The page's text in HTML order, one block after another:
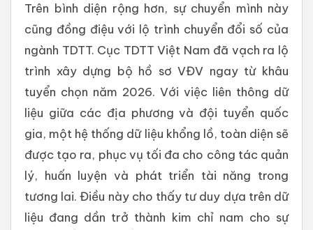
Trên bình diện rộng hơn, sự chuyển mình này
cũng đồng điệu với lộ trình chuyển đổi số của
ngành TDTT. Cục TDTT Việt Nam đã vạch ra lộ
trình xây dựng bộ hồ sơ VĐV ngay từ khâu
tuyển chọn năm 2026. Với việc liên thông dữ
liệu giữa các địa phương và đội tuyển quốc
gia, một hệ thống dữ liệu khổng lồ, toàn diện sẽ
được tạo ra, phục vụ tối đa cho công tác quản
lý, huấn luyện và phát triển tài năng trong
tương lai. Điều này cho thấy tư duy dựa trên dữ
liệu đang dần trở thành kim chỉ nam cho sự